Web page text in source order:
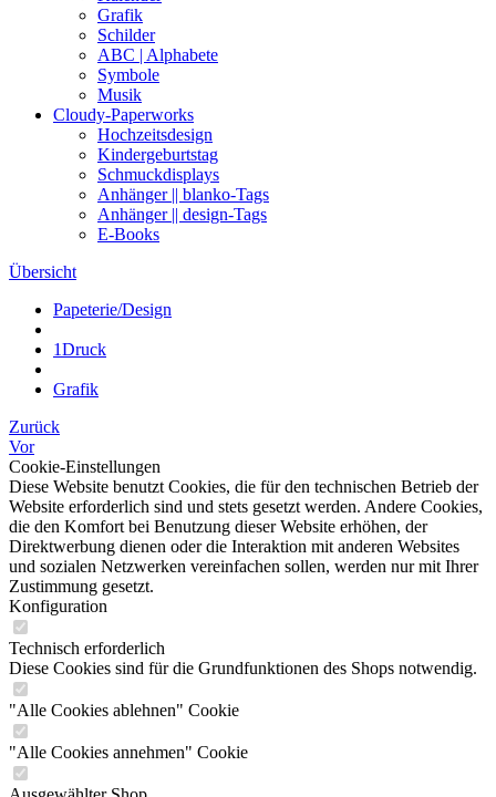
Grafik
Schilder
ABC | Alphabete
Symbole
Musik
Cloudy-Paperworks
Hochzeitsdesign
Kindergeburtstag
Schmuckdisplays
Anhänger || blanko-Tags
Anhänger || design-Tags
E-Books
Übersicht
Papeterie/Design
1Druck
Grafik
Zurück
Vor
Cookie-Einstellungen
Diese Website benutzt Cookies, die für den technischen Betrieb der
Website erforderlich sind und stets gesetzt werden. Andere Cookies,
die den Komfort bei Benutzung dieser Website erhöhen, der
Direktwerbung dienen oder die Interaktion mit anderen Websites
und sozialen Netzwerken vereinfachen sollen, werden nur mit Ihrer
Zustimmung gesetzt.
Konfiguration
Technisch erforderlich
Diese Cookies sind für die Grundfunktionen des Shops notwendig.
"Alle Cookies ablehnen" Cookie
"Alle Cookies annehmen" Cookie